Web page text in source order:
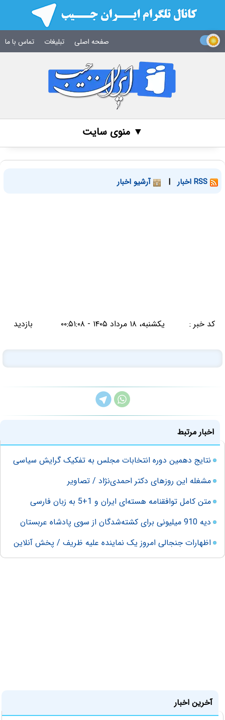
صفحه اصلی تبلیغات تماس با ما
▼ منوی سایت
| آرشیو اخبار
کد خبر : یکشنبه، ۱۸ مرداد ۱۴۰۵ - ۰۰:۵۱:۰۸ بازدید
اخبار مرتبط
نتایج دهمین دوره انتخابات مجلس به تفکیک گرایش سیاسی
مشغله این روزهای دکتر احمدی‌نژاد / تصاویر
متن کامل توافقنامه هسته‌ای ایران و 1+5 به زبان فارسی
دیه 910 میلیونی برای کشته‌شدگان از سوی پادشاه عربستان
اظهارات جنجالی امروز یک نماینده علیه ظریف / پخش آنلاین
آخرین اخبار